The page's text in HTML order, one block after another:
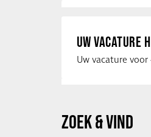
UW VACATURE
ZOEK & VIND